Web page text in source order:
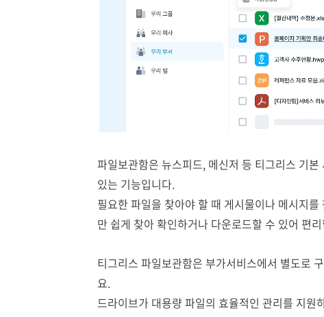
파일보관함은 뉴스피드, 메신저 등 티그리스 기
있는 기능입니다.
필요한 파일을 찾아야 할 때 게시물이나 메시지
만 쉽게 찾아 확인하거나 다운로드할 수 있어 편
티그리스 파일보관함은 부가서비스에서 별도로
요.
드라이브가 대용량 파일의 효율적인 관리를 지